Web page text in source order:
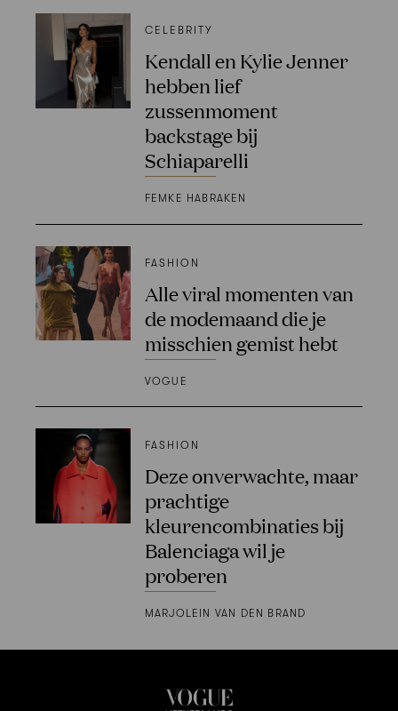
CELEBRITY
Kendall en Kylie Jenner
hebben lief
zussenmoment
backstage bij
Schiaparelli
FEMKE HABRAKEN
FASHION
Alle viral momenten van
de modemaand die je
misschien gemist hebt
VOGUE
FASHION
Deze onverwachte, maar
prachtige
kleurencombinaties bij
Balenciaga wil je
proberen
MARJOLEIN VAN DEN BRAND